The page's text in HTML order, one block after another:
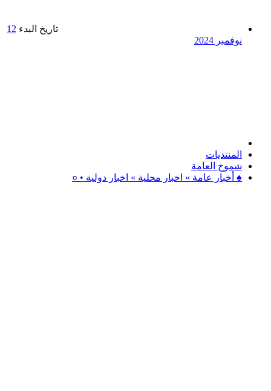
تاريخ البدء 12
نوفمبر 2024
المنتديات
شموخ العامة
♠ أخبار عامة » اخبار محلية » اخبار دولية • ०